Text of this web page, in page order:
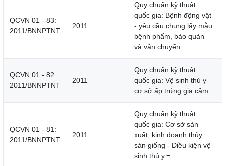
QCVN 01 - 83:
2011/BNNPTNT
2011
Quy chuẩn kỹ thuật
quốc gia: Bệnh động vật
- yêu cầu chung lấy mẫu
bệnh phẩm, bảo quản
và vận chuyển
QCVN 01 - 82:
2011/BNNPTNT
2011
Quy chuẩn kỹ thuật
quốc gia: Vệ sinh thú y
cơ sở ấp trứng gia cầm
QCVN 01 - 81:
2011/BNNPTNT
2011
Quy chuẩn kỹ thuật
quốc gia: Cơ sở sản
xuất, kinh doanh thủy
sản giống - Điều kiện vệ
sinh thú y.=